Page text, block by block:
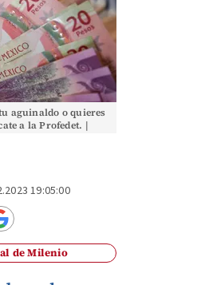
aguinaldo o quieres
a la Profedet. |
19:05:00
de Milenio